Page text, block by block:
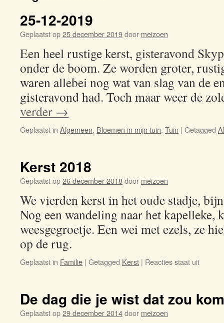
25-12-2019
Geplaatst op25 december 2019door meizoen
Een heel rustige kerst, gisteravond
onder de boom. Ze worden groter,
waren allebei nog wat van slag van de
gisteravond had. Toch maar weer de
verder →
Geplaatst in Algemeen, Bloemen in mijn tuin, Tuin | Getagged
Kerst 2018
Geplaatst op26 december 2018door meizoen
We vierden kerst in het oude stadje,
Nog een wandeling naar het kapelleke,
weesgegroetje. Een wei met ezels, ze
op de rug.
Geplaatst in Familie | Getagged Kerst | Reacties staat uit
De dag die je wist dat zou
Geplaatst op29 december 2014door meizoen